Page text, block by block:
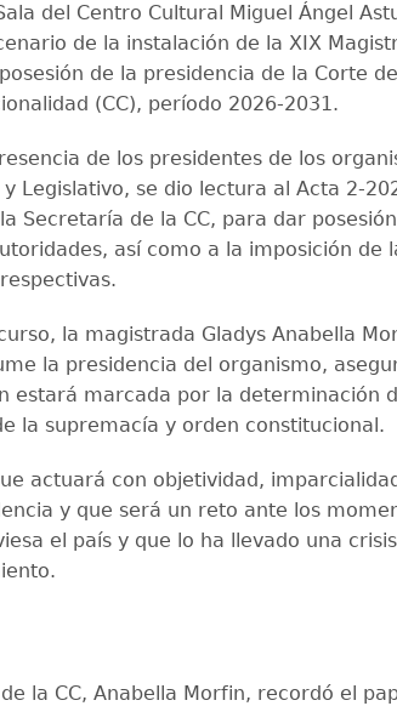
del Centro Cultural Miguel Ángel
de la instalación de la XIX
de la presidencia de la Corte de
(CC), período 2026-2031.
de los presidentes de los
y Legislativo, se dio lectura al Acta 2-
Secretaría de la CC, para dar
así como a la imposición de
la magistrada Gladys Anabella
la presidencia del organismo,
estará marcada por la determinación
la supremacía y orden constitucional.
actuará con objetividad,
y que será un reto ante los
el país y que lo ha llevado una
la CC, Anabella Morfin, recordó el